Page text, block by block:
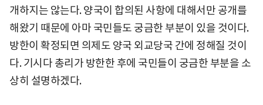
개하지는 않는다. 양국이 합의된 사항에 대해서만 공개를
해왔기 때문에 아마 국민들도 궁금한 부분이 있을 것이다.
방한이 확정되면 의제도 양국 외교당국 간에 정해질 것이
다. 기시다 총리가 방한한 후에 국민들이 궁금한 부분을 소
상히 설명하겠다.